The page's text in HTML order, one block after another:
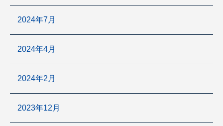
2024年7月
2024年4月
2024年2月
2023年12月